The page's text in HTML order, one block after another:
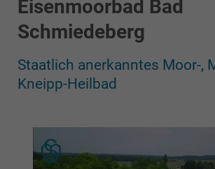
Schmiedeberg
Staatlich anerkanntes Moor-,
Kneipp-Heilbad